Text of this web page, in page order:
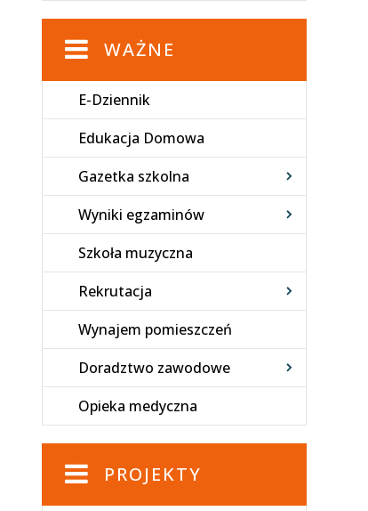
WAŻNE
E-Dziennik
Edukacja Domowa
Gazetka szkolna
Wyniki egzaminów
Szkoła muzyczna
Rekrutacja
Wynajem pomieszczeń
Doradztwo zawodowe
Opieka medyczna
PROJEKTY